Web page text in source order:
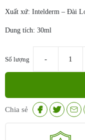
Xuất xứ: Intelderm – Đài
Dung tích: 30ml
Số lượng
Chia sẻ